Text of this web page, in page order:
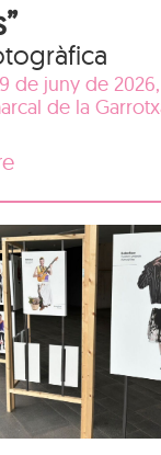
de juny de 2026,
de la